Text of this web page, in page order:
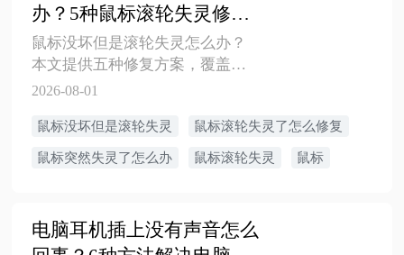
办？5种鼠标滚轮失灵修复
方案汇总
鼠标没坏但是滚轮失灵怎么办？
本文提供五种修复方案，覆盖驱
动异常修复、Windows系统鼠标设
码器积灰清洁等常见故障。按操
作难度从易到难排序，帮助小白
2026-08-01
鼠标没坏但是滚轮失灵 鼠标滚轮失灵了怎么修复
鼠标突然失灵了怎么办 鼠标滚轮失灵 鼠标
电脑耳机插上没有声音怎么